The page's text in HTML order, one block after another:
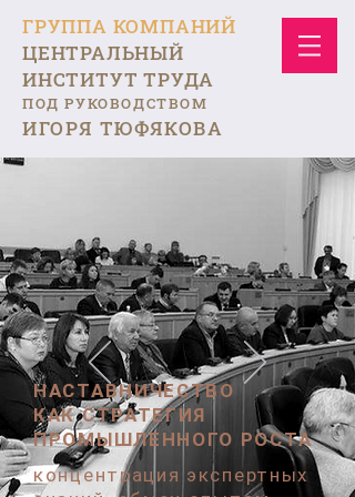
ГРУППА КОМПАНИЙ
ЦЕНТРАЛЬНЫЙ
ИНСТИТУТ ТРУДА
ПОД РУКОВОДСТВОМ
ИГОРЯ ТЮФЯКОВА
НАСТАВНИЧЕСТВО
КАК СТРАТЕГИЯ
ПРОМЫШЛЕННОГО РОСТА
концентрация экспертных